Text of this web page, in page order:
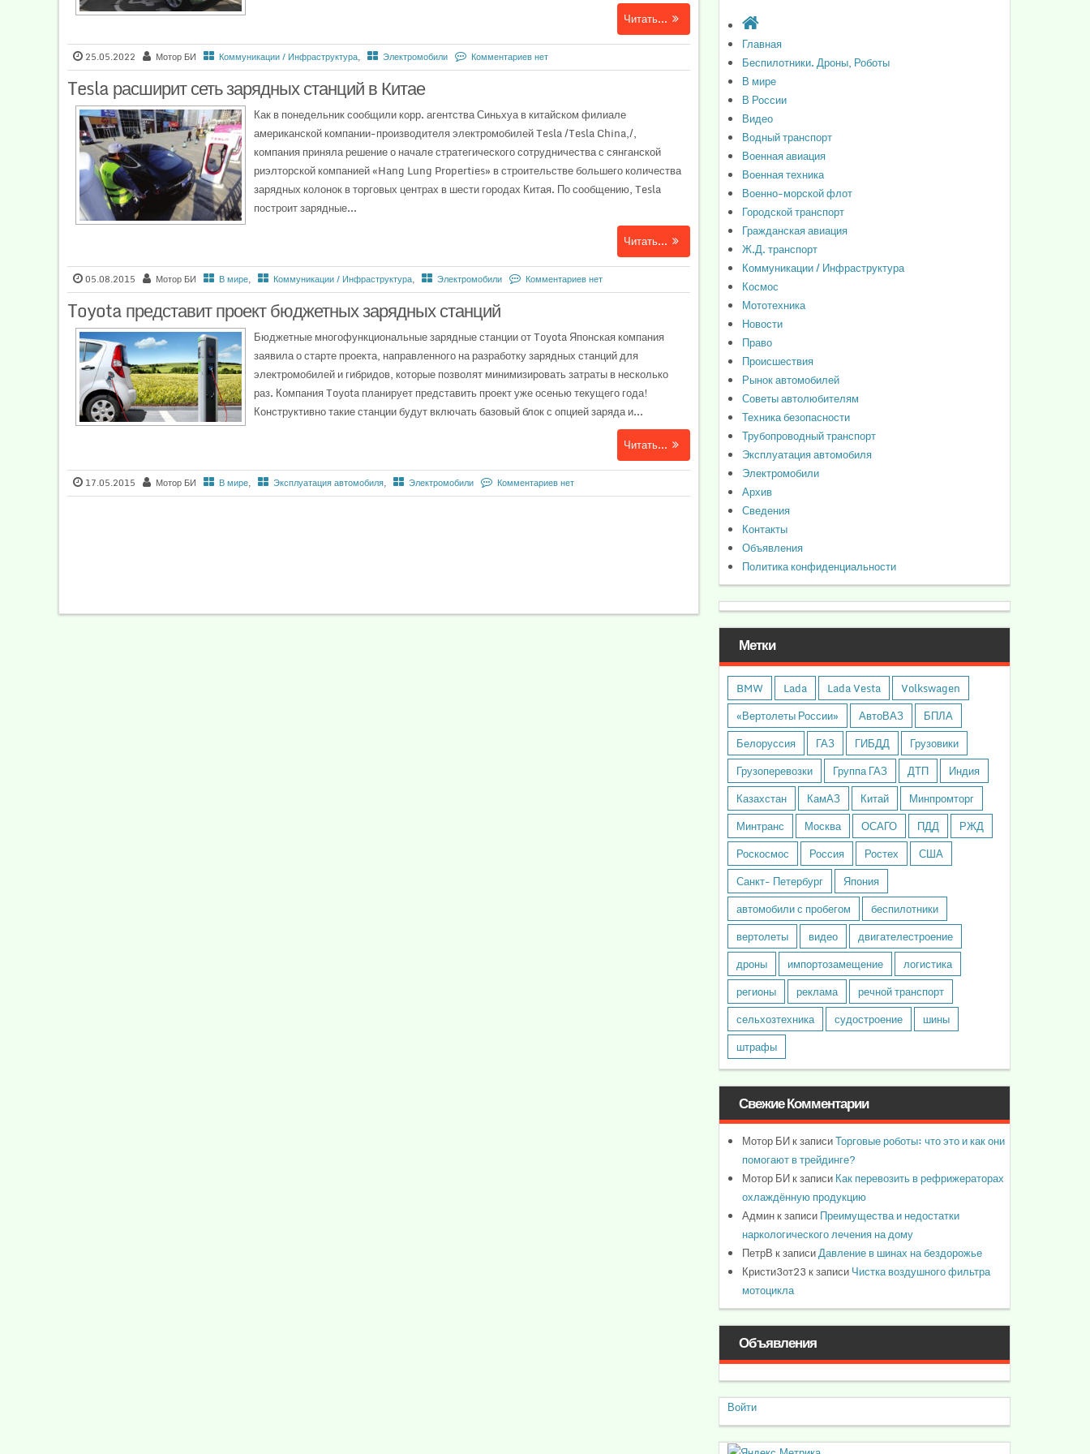
Читать...
25.05.2022 Мотор БИ Коммуникации / Инфраструктура, Электромобили Комментариев нет
Tesla расширит сеть зарядных станций в Китае
Как в понедельник сообщили корр. агентства Синьхуа в китайском филиале
американской компании-производителя электромобилей Tesla /Tesla China,/,
компания приняла решение о начале стратегического сотрудничества с сянганской
риэлторской компанией «Hang Lung Properties» в строительстве большего количества
зарядных колонок в торговых центрах в шести городах Китая. По сообщению, Tesla
построит зарядные...
Читать...
05.08.2015 Мотор БИ В мире, Коммуникации / Инфраструктура, Электромобили Комментариев нет
Toyota представит проект бюджетных зарядных станций
Бюджетные многофункциональные зарядные станции от Toyota Японская компания
заявила о старте проекта, направленного на разработку зарядных станций для
электромобилей и гибридов, которые позволят минимизировать затраты в несколько
раз. Компания Toyota планирует представить проект уже осенью текущего года!
Конструктивно такие станции будут включать базовый блок с опцией заряда и...
Читать...
17.05.2015 Мотор БИ В мире, Эксплуатация автомобиля, Электромобили Комментариев нет
Главная
Беспилотники. Дроны, Роботы
В мире
В России
Видео
Водный транспорт
Военная авиация
Военная техника
Военно-морской флот
Городской транспорт
Гражданская авиация
Ж.Д. транспорт
Коммуникации / Инфраструктура
Космос
Мототехника
Новости
Право
Происшествия
Рынок автомобилей
Советы автолюбителям
Техника безопасности
Трубопроводный транспорт
Эксплуатация автомобиля
Электромобили
Архив
Сведения
Контакты
Объявления
Политика конфиденциальности
Метки
BMW Lada Lada Vesta
Volkswagen
«Вертолеты России»
АвтоВАЗ
БПЛА
Белоруссия
ГАЗ ГИБДД
Грузовики
Грузоперевозки
Группа ГАЗ ДТП
Индия
Казахстан
КамАЗ Китай
Минпромторг
Минтранс
Москва ОСАГО ПДД
РЖД
Роскосмос
Россия Ростех
США
Санкт- Петербург
Япония
автомобили с пробегом
беспилотники
вертолеты
видео
двигателестроение
дроны
импортозамещение
логистика
регионы
реклама
речной транспорт
сельхозтехника
судостроение
шины
штрафы
Свежие Комментарии
Мотор БИк записиТорговые роботы: что это и как они
помогают в трейдинге?
Мотор БИк записиКак перевозить в рефрижераторах
охлаждённую продукцию
Админк записиПреимущества и недостатки
наркологического лечения на дому
ПетрВ к записиДавление в шинах на бездорожье
Кристи3от23 к записиЧистка воздушного фильтра
мотоцикла
Объявления
Войти